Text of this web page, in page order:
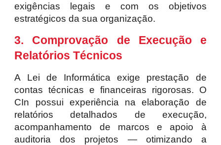
exigências legais e com os objetivos
estratégicos da sua organização.
3. Comprovação de Execução e
Relatórios Técnicos
A Lei de Informática exige prestação de
contas técnicas e financeiras rigorosas. O
CIn possui experiência na elaboração de
relatórios detalhados de execução,
acompanhamento de marcos e apoio à
auditoria dos projetos — otimizando a